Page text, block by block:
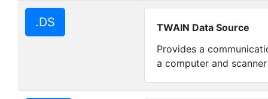
.DS
TWAIN Data Source
Provides a
a computer and